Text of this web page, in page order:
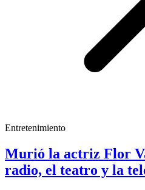
Entretenimiento
Murió la actriz Flor
radio, el teatro y la